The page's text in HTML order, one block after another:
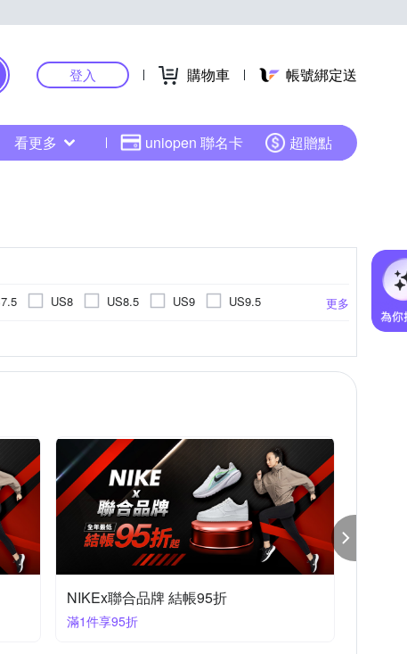
登入 購物車 帳號綁定送
看更多 uniopen 聯名卡 超贈點
更多
US8 US8.5 US9
US9.5
EU45 EU46 UK3 UK3.5
UK4
NIKEx聯合品牌 結帳95折
滿1件享95折